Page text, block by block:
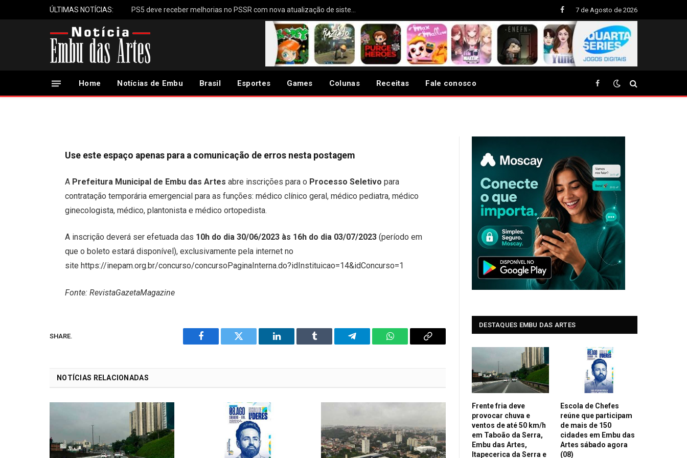
ÚLTIMAS NOTÍCIAS:
Facebook
7 de Agosto de 2026
Home Notícias de Embu Brasil Esportes Games Colunas Receitas Fale conosco Facebook
Prefeitura abre processo seletivo para médicos
7 de Junho, 2024 Updated: 7 de Junho, 2024
Use este espaço apenas para a comunicação de erros nesta postagem
A Prefeitura Municipal de Embu das Artes abre inscrições para o Processo Seletivo para
contratação temporária emergencial para as funções: médico clínico geral, médico pediatra, médico
ginecologista, médico, plantonista e médico ortopedista.
A inscrição deverá ser efetuada das 10h do dia 30/06/2023 às 16h do dia 03/07/2023 (período em
que o boleto estará disponível), exclusivamente pela internet no
site https://inepam.org.br/concurso/concursoPaginaInterna.do?idInstituicao=14&idConcurso=1
Fonte: RevistaGazetaMagazine
SHARE.
Facebook Twitter LinkedIn Tumblr Telegram WhatsAppCopy
NOTÍCIAS RELACIONADAS
DESTAQUES EMBU DAS ARTES
Frente fria deve
provocar chuva e
ventos de até 50 km/h
em Taboão da Serra,
Embu das Artes,
Itapecerica da Serra e
Escola de Chefes
reúne que participam
de mais de 150
cidades em Embu das
Artes sábado agora
(08)